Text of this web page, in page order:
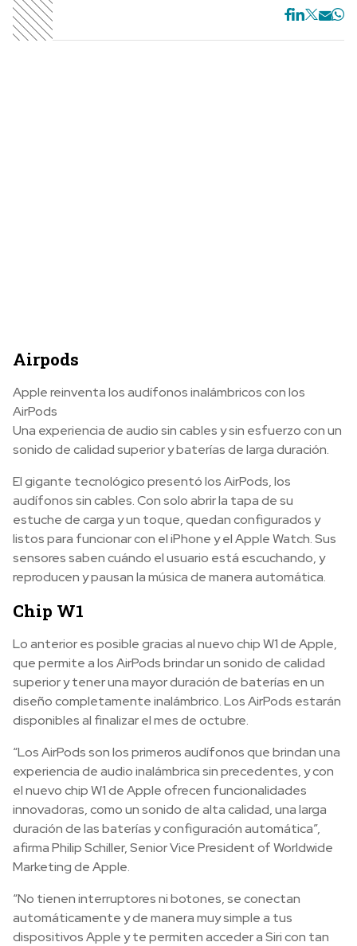
Airpods
Apple reinventa los audífonos inalámbricos con los
AirPods
Una experiencia de audio sin cables y sin esfuerzo con un
sonido de calidad superior y baterías de larga duración.
El gigante tecnológico presentó los AirPods, los
audífonos sin cables. Con solo abrir la tapa de su
estuche de carga y un toque, quedan configurados y
listos para funcionar con el iPhone y el Apple Watch. Sus
sensores saben cuándo el usuario está escuchando, y
reproducen y pausan la música de manera automática.
Chip W1
Lo anterior es posible gracias al nuevo chip W1 de Apple,
que permite a los AirPods brindar un sonido de calidad
superior y tener una mayor duración de baterías en un
diseño completamente inalámbrico. Los AirPods estarán
disponibles al finalizar el mes de octubre.
“Los AirPods son los primeros audífonos que brindan una
experiencia de audio inalámbrica sin precedentes, y con
el nuevo chip W1 de Apple ofrecen funcionalidades
innovadoras, como un sonido de alta calidad, una larga
duración de las baterías y configuración automática”,
afirma Philip Schiller, Senior Vice President of Worldwide
Marketing de Apple.
“No tienen interruptores ni botones, se conectan
automáticamente y de manera muy simple a tus
dispositivos Apple y te permiten acceder a Siri con tan